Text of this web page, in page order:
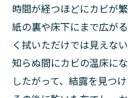
時間が経つほどにカビが
紙の裏や床下にまで広が
く拭いただけでは見えな
知らぬ間にカビの温床に
したがって、結露を見つ